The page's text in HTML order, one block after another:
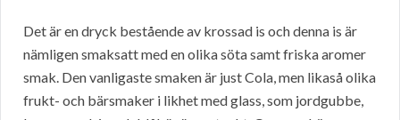
Det är en dryck bestående av krossad is och denna is är
nämligen smaksatt med en olika söta samt friska aromer
smak. Den vanligaste smaken är just Cola, men likaså olika
frukt- och bärsmaker i likhet med glass, som jordgubbe,